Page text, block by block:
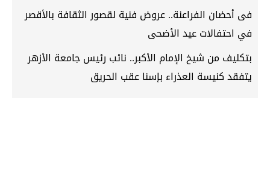
فى أحضان الفراعنة.. عروض فنية لقصور الثقافة بالأقصر
في احتفالات عيد الأضحى
بتكليف من شيخ الإمام الأكبر.. نائب رئيس جامعة الأزهر
يتفقد كنيسة العذراء بإسنا عقب الحريق